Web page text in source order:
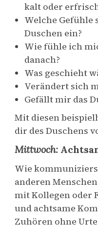
kalt oder
Welche Gefühle
Duschen ein?
Wie fühle ich
danach?
Was geschieht
Verändert sich
Gefällt mir das
Mit diesen
dir des Duschens
Mittwoch:
Wie
anderen
mit Kollegen oder
und achtsame
Zuhören ohne